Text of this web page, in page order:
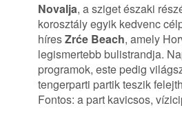
Novalja, a sziget északi
korosztály egyik kedvenc
híresZrće Beach, amely
legismertebb bulistrandja.
programok, este pedig
tengerparti partik teszik
Fontos: a part kavicsos,